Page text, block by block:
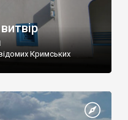
Кримських